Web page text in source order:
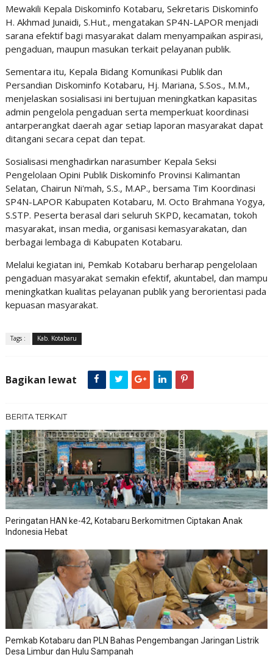
Mewakili Kepala Diskominfo Kotabaru, Sekretaris Diskominfo
H. Akhmad Junaidi, S.Hut., mengatakan SP4N-LAPOR menjadi
sarana efektif bagi masyarakat dalam menyampaikan aspirasi,
pengaduan, maupun masukan terkait pelayanan publik.
Sementara itu, Kepala Bidang Komunikasi Publik dan
Persandian Diskominfo Kotabaru, Hj. Mariana, S.Sos., M.M.,
menjelaskan sosialisasi ini bertujuan meningkatkan kapasitas
admin pengelola pengaduan serta memperkuat koordinasi
antarperangkat daerah agar setiap laporan masyarakat dapat
ditangani secara cepat dan tepat.
Sosialisasi menghadirkan narasumber Kepala Seksi
Pengelolaan Opini Publik Diskominfo Provinsi Kalimantan
Selatan, Chairun Ni'mah, S.S., M.AP., bersama Tim Koordinasi
SP4N-LAPOR Kabupaten Kotabaru, M. Octo Brahmana Yogya,
S.STP. Peserta berasal dari seluruh SKPD, kecamatan, tokoh
masyarakat, insan media, organisasi kemasyarakatan, dan
berbagai lembaga di Kabupaten Kotabaru.
Melalui kegiatan ini, Pemkab Kotabaru berharap pengelolaan
pengaduan masyarakat semakin efektif, akuntabel, dan mampu
meningkatkan kualitas pelayanan publik yang berorientasi pada
kepuasan masyarakat.
Tags : Kab. Kotabaru
Bagikan lewat
BERITA TERKAIT
Peringatan HAN ke-42, Kotabaru Berkomitmen Ciptakan Anak
Indonesia Hebat
Pemkab Kotabaru dan PLN Bahas Pengembangan Jaringan Listrik
Desa Limbur dan Hulu Sampanah